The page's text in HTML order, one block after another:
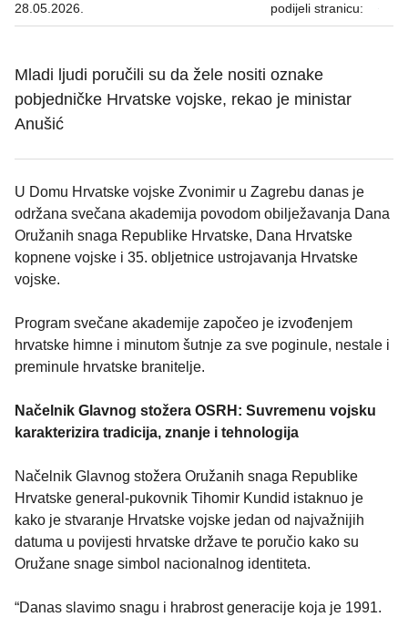
28.05.2026. podijeli stranicu:
Mladi ljudi poručili su da žele nositi oznake
pobjedničke Hrvatske vojske, rekao je ministar
Anušić
U Domu Hrvatske vojske Zvonimir u Zagrebu danas je
održana svečana akademija povodom obilježavanja Dana
Oružanih snaga Republike Hrvatske, Dana Hrvatske
kopnene vojske i 35. obljetnice ustrojavanja Hrvatske
vojske.
Program svečane akademije započeo je izvođenjem
hrvatske himne i minutom šutnje za sve poginule, nestale i
preminule hrvatske branitelje.
Načelnik Glavnog stožera OSRH: Suvremenu vojsku
karakterizira tradicija, znanje i tehnologija
Načelnik Glavnog stožera Oružanih snaga Republike
Hrvatske general-pukovnik Tihomir Kundid istaknuo je
kako je stvaranje Hrvatske vojske jedan od najvažnijih
datuma u povijesti hrvatske države te poručio kako su
Oružane snage simbol nacionalnog identiteta.
“Danas slavimo snagu i hrabrost generacije koja je 1991.